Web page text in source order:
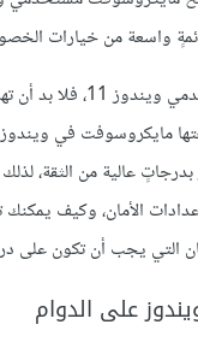
واسعة من خيارات
إذا كنت أحد مستخدمي
عالية من الثقة،
الأمان، وكيف
التي يجب أن تكون على
على الدوام